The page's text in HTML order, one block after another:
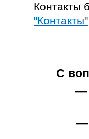
Контакты
"Контакты"
С
—
—